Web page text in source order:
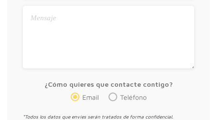
¿Cómo quieres que contacte contigo?
Email
Teléfono
*Todos los datos que envíes serán tratados de forma confidencial.